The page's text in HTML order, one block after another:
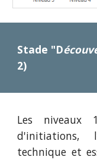
Stade "D
2)
Les
d'initiations,
technique et